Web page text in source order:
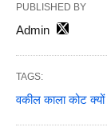
PUBLISHED BY
Admin
TAGS:
वकील काला कोट